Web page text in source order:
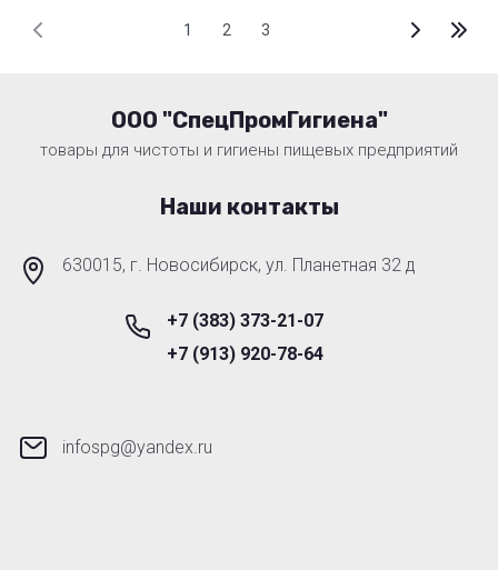
1 2 3
ООО "СпецПромГигиена"
товары для чистоты и гигиены пищевых предприятий
Наши контакты
630015, г. Новосибирск, ул. Планетная 32 д
+7 (383) 373-21-07
+7 (913) 920-78-64
infospg@yandex.ru